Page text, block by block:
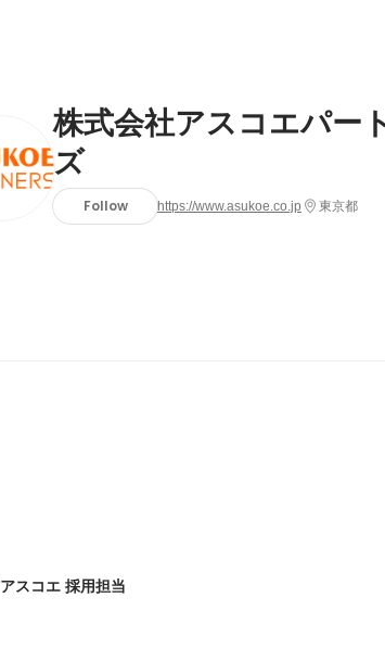
株式会社アスコエパー
ズ
Follow https://www.asukoe.co.jp 東京都
アスコエ 採用担当